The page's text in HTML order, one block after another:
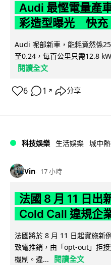
Audi 最慳電量
彩造型曝光 快充
Audi 呢部新車，能耗竟然係
至0.24，每百公里只需12.8
閱讀全文
6 1 ↗ 分享
科技娛樂 生活娛樂 城中
Vin 17 小時
法國 8 月 11 日出
Cold Call 違規企
法國將於 8 月 11 日起實施新
致電推銷，由「opt-out」拒
機制。違...
閱讀全文